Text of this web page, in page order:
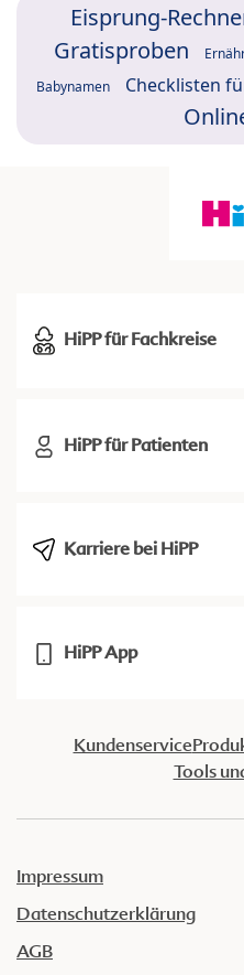
Eisprung-
Gratisproben
Babynamen Checklisten
HiPP für Fachkreise
HiPP für Patienten
Karriere bei HiPP
HiPP App
Kundenservice
Tools
Impressum
Datenschutzerklärung
AGB